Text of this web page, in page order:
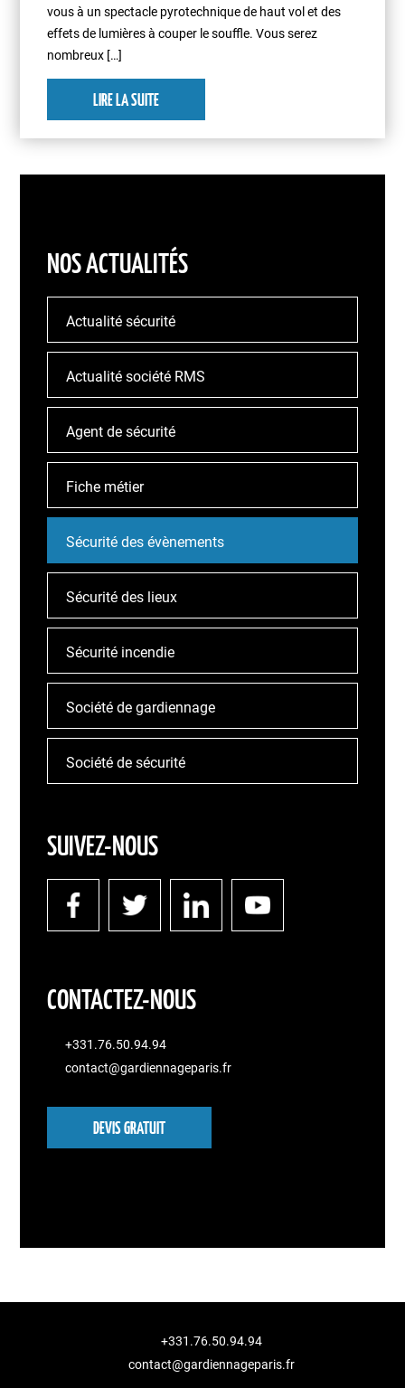
vous à un spectacle pyrotechnique de haut vol et des
effets de lumières à couper le souffle. Vous serez
nombreux […]
LIRE LA SUITE
NOS ACTUALITÉS
Actualité sécurité
Actualité société RMS
Agent de sécurité
Fiche métier
Sécurité des évènements
Sécurité des lieux
Sécurité incendie
Société de gardiennage
Société de sécurité
SUIVEZ-NOUS
CONTACTEZ-NOUS
+331.76.50.94.94
contact@gardiennageparis.fr
DEVIS GRATUIT
+331.76.50.94.94
contact@gardiennageparis.fr